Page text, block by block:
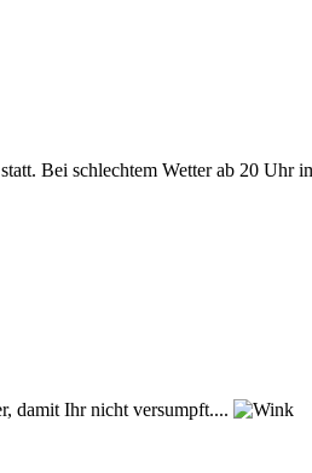
Bei schlechtem Wetter ab 20 Uhr
damit Ihr nicht versumpft....